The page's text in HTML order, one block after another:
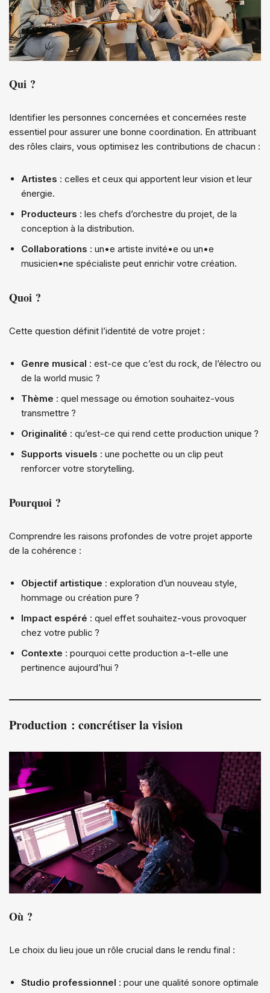
Qui ?
Identifier les personnes concernées et concernées reste
essentiel pour assurer une bonne coordination. En attribuant
des rôles clairs, vous optimisez les contributions de chacun :
Artistes : celles et ceux qui apportent leur vision et leur
énergie.
Producteurs : les chefs d’orchestre du projet, de la
conception à la distribution.
Collaborations : un•e artiste invité•e ou un•e
musicien•ne spécialiste peut enrichir votre création.
Quoi ?
Cette question définit l’identité de votre projet :
Genre musical : est-ce que c’est du rock, de l’électro ou
de la world music ?
Thème : quel message ou émotion souhaitez-vous
transmettre ?
Originalité : qu’est-ce qui rend cette production unique ?
Supports visuels : une pochette ou un clip peut
renforcer votre storytelling.
Pourquoi ?
Comprendre les raisons profondes de votre projet apporte
de la cohérence :
Objectif artistique : exploration d’un nouveau style,
hommage ou création pure ?
Impact espéré : quel effet souhaitez-vous provoquer
chez votre public ?
Contexte : pourquoi cette production a-t-elle une
pertinence aujourd’hui ?
Production : concrétiser la vision
Où ?
Le choix du lieu joue un rôle crucial dans le rendu final :
Studio professionnel : pour une qualité sonore optimale